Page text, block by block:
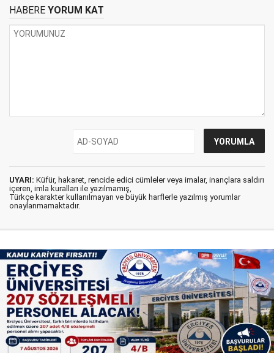
HABERE YORUM KAT
UYARI: Küfür, hakaret, rencide edici cümleler veya imalar, inançlara saldırı
içeren, imla kuralları ile yazılmamış,
Türkçe karakter kullanılmayan ve büyük harflerle yazılmış yorumlar
onaylanmamaktadır.